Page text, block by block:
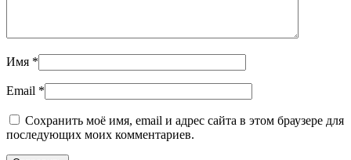
Имя *
Email *
Сохранить моё имя, email и адрес сайта в этом браузере для
последующих моих комментариев.